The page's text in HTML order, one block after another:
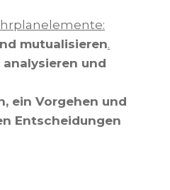
mutualisieren.
und
ein Vorgehen und
Entscheidungen